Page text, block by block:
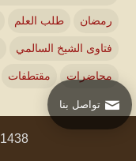
رمضان طلب العلم
فتاوى الشيخ السالمي
محاضرات مقتطفات
1438 هجري / 2017 ميلادي
تواصل بنا